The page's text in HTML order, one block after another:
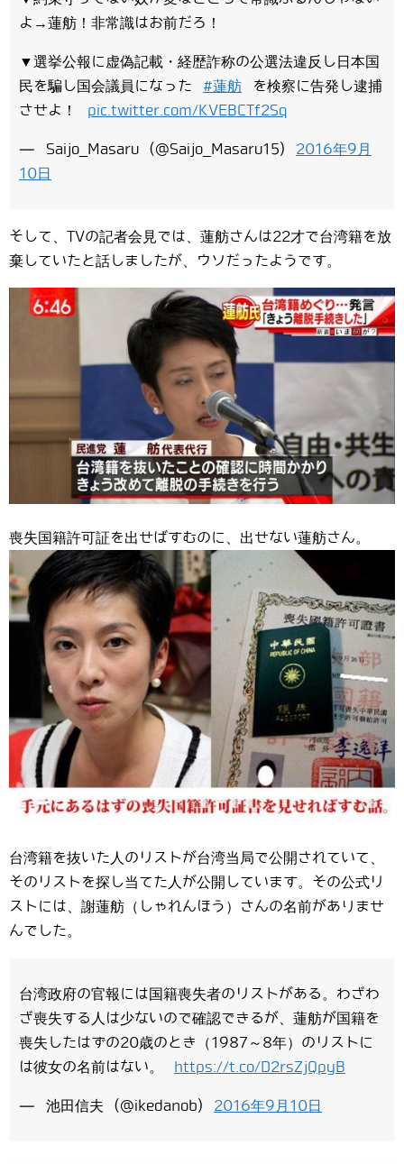
よ→蓮舫！非常識はお前だろ！
▼選挙公報に虚偽記載・経歴詐称の公選法違反し日本国
民を騙し国会議員になった #蓮舫 を検察に告発し逮捕
させよ！ pic.twitter.com/KVEBCTf2Sq
— Saijo_Masaru (@Saijo_Masaru15) 2016年9月
10日
そして、TVの記者会見では、蓮舫さんは22才で台湾籍を放
棄していたと話しましたが、ウソだったようです。
喪失国籍許可証を出せばすむのに、出せない蓮舫さん。
台湾籍を抜いた人のリストが台湾当局で公開されていて、
そのリストを探し当てた人が公開しています。その公式リ
ストには、謝蓮舫（しゃれんほう）さんの名前がありませ
んでした。
台湾政府の官報には国籍喪失者のリストがある。わざわ
ざ喪失する人は少ないので確認できるが、蓮舫が国籍を
喪失したはずの20歳のとき（1987～8年）のリストに
は彼女の名前はない。
https://t.co/D2rsZjQpyB
— 池田信夫 (@ikedanob) 2016年9月10日